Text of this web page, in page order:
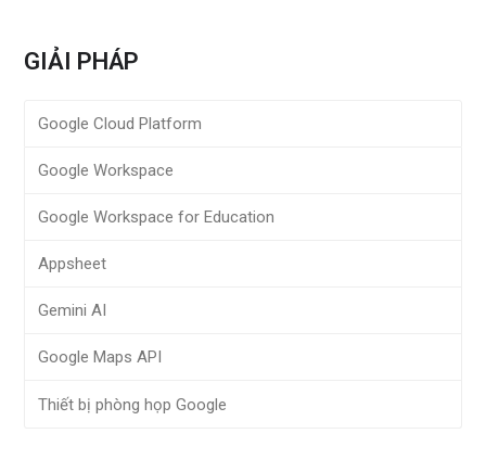
GIẢI PHÁP
Google Cloud Platform
Google Workspace
Google Workspace for Education
Appsheet
Gemini AI
Google Maps API
Thiết bị phòng họp Google